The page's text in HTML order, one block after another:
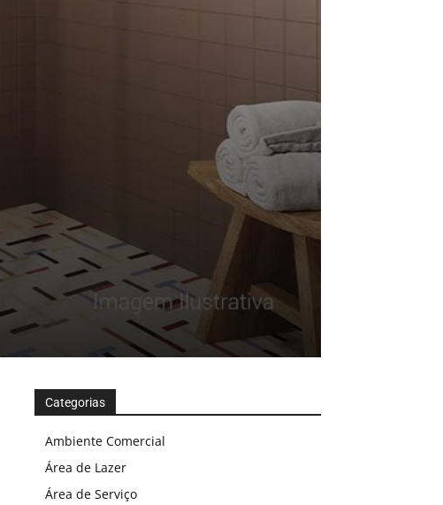
Categorias
Ambiente Comercial
Área de Lazer
Área de Serviço